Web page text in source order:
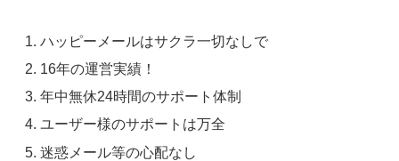
ハッピーメールはサクラ一切なしで
16年の運営実績！
年中無休24時間のサポート体制
ユーザー様のサポートは万全
迷惑メール等の心配なし